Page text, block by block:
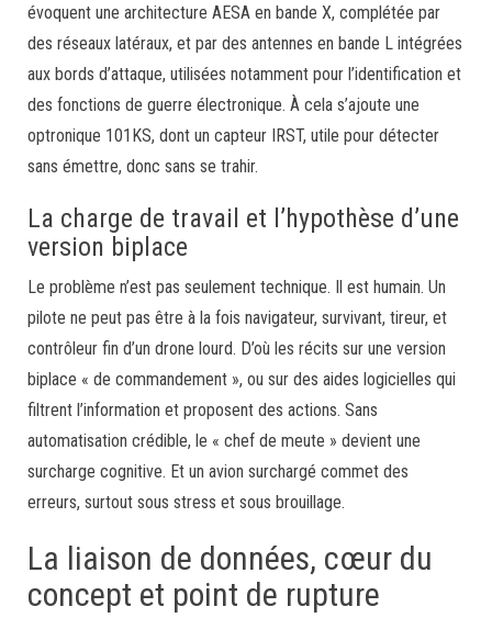
évoquent une architecture AESA en bande X, complétée par
des réseaux latéraux, et par des antennes en bande L intégrées
aux bords d’attaque, utilisées notamment pour l’identification et
des fonctions de guerre électronique. À cela s’ajoute une
optronique 101KS, dont un capteur IRST, utile pour détecter
sans émettre, donc sans se trahir.
La charge de travail et l’hypothèse d’une
version biplace
Le problème n’est pas seulement technique. Il est humain. Un
pilote ne peut pas être à la fois navigateur, survivant, tireur, et
contrôleur fin d’un drone lourd. D’où les récits sur une version
biplace « de commandement », ou sur des aides logicielles qui
filtrent l’information et proposent des actions. Sans
automatisation crédible, le « chef de meute » devient une
surcharge cognitive. Et un avion surchargé commet des
erreurs, surtout sous stress et sous brouillage.
La liaison de données, cœur du
concept et point de rupture